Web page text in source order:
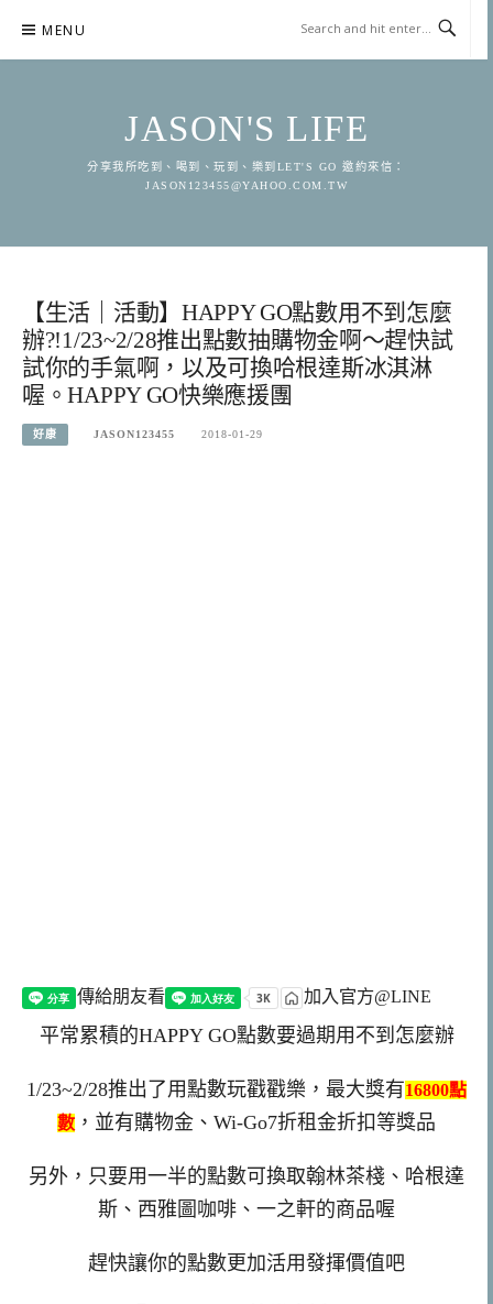
content
MENU
JASON'S LIFE
分享我所吃到、喝到、玩到、樂到LET'S GO 邀約來信：
JASON123455@YAHOO.COM.TW
【生活｜活動】HAPPY GO點數用不到怎麼
辦?!1/23~2/28推出點數抽購物金啊～趕快試
試你的手氣啊，以及可換哈根達斯冰淇淋
喔。HAPPY GO快樂應援團
好康 JASON123455 2018-01-29
傳給朋友看 加入官方@LINE
平常累積的HAPPY GO點數要過期用不到怎麼辦
1/23~2/28推出了用點數玩戳戳樂，最大獎有16800點
數 ，並有購物金、Wi-Go7折租金折扣等獎品
另外，只要用一半的點數可換取翰林茶棧、哈根達
斯、西雅圖咖啡、一之軒的商品喔
趕快讓你的點數更加活用發揮價值吧